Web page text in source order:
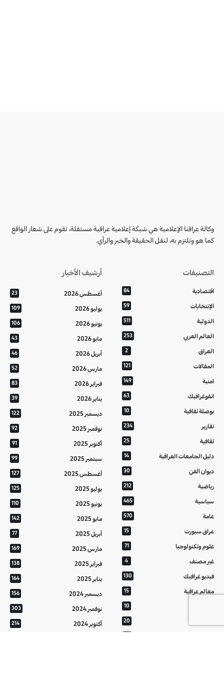
وكالة عراقنا الإعلامية هي شبكة إعلامية عراقية مستقلة، تقوم على شعار الواقع
كما هو وتلتزم به، لنقل الحقيقة والخبر والرأي.
التصنيفات
اقتصادية 84
الإنتخابات 59
الدولية 511
العالم العربي 253
العراق 2
المقالات 121
امنية 149
انفوغرافيك 63
بوصلة ثقافية 10
تقارير 234
ثقافية 25
دليل الجامعات العراقية 14
ديوان الفن 30
رياضية 212
سياسية 465
عامة 570
عراق سبورت 15
علوم وتكنولوجيا 71
غير مصنف 4
فيديو غرافيك 130
معالم عراقية 15
10
20
أرشيف الأخبار
أغسطس 2026 23
يوليو 2026 109
يونيو 2026 106
مايو 2026 43
أبريل 2026 46
مارس 2026 52
فبراير 2026 83
يناير 2026 39
ديسمبر 2025 122
نوفمبر 2025 92
أكتوبر 2025 91
سبتمبر 2025 99
أغسطس 2025 127
يوليو 2025 125
يونيو 2025 110
مايو 2025 142
أبريل 2025 77
مارس 2025 169
فبراير 2025 138
يناير 2025 164
ديسمبر 2024 156
نوفمبر 2024 303
أكتوبر 2024 214